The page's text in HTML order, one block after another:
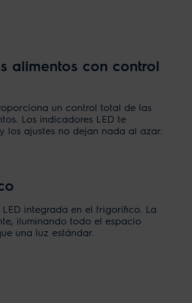
alimentos con control
un control total de las
Los indicadores LED te
los ajustes no dejan nada al azar.
integrada en el frigorífico. La
iluminando todo el espacio
una luz estándar.